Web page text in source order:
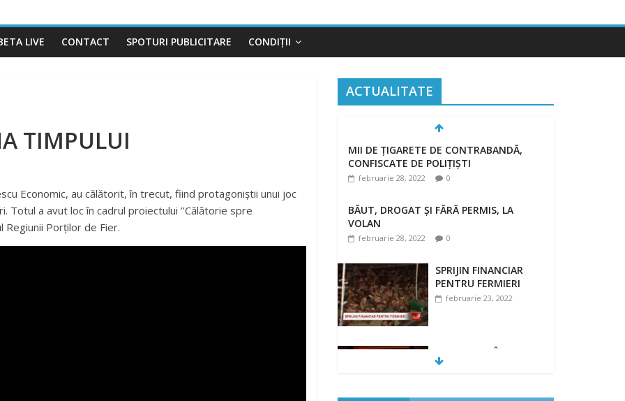
LIVE CONTACT SPOTURI PUBLICITARE CONDIȚII
TIMPULUI
Economic, au călătorit, în trecut, fiind protagoniștii unui joc
a avut loc în cadrul proiectului ’’Călătorie spre
Regiunii Porților de Fier.
ACTUALITATE
MII DE ȚIGARETE DE CONTRABANDĂ,
CONFISCATE DE POLIȚIȘTI
februarie 28, 2022 0
BĂUT, DROGAT ȘI FĂRĂ PERMIS, LA
VOLAN
februarie 28, 2022 0
SPRIJIN FINANCIAR
PENTRU FERMIERI
februarie 23, 2022
„DRAGOSTE ÎN
FĂURAR”